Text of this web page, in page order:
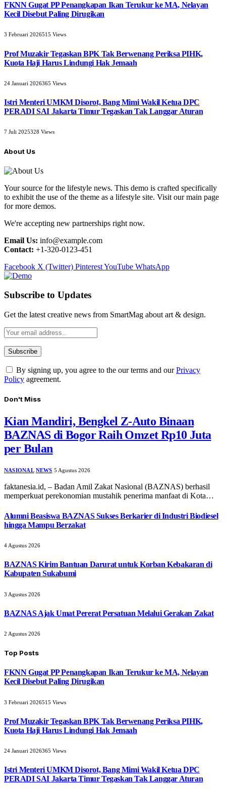
FKNN Gugat PP Penangkapan Ikan Terukur ke MA, Nelayan
Kecil Disebut Paling Dirugikan
3 Februari 2026515 Views
Prof Muzakir Tegaskan BPK Tak Berwenang Periksa PIHK,
Kuota Haji Harus Lindungi Hak Jemaah
24 Januari 2026365 Views
Istri Menteri UMKM Disorot, Bang Mimi Wakil Ketua DPC
PERADI SAI Jakarta Timur Tegaskan Tak Langgar Aturan
7 Juli 2025328 Views
About Us
Your source for the lifestyle news. This demo is crafted specifically
to exhibit the use of the theme as a lifestyle site. Visit our main page
for more demos.
We're accepting new partnerships right now.
Email Us: info@example.com
Contact: +1-320-0123-451
Facebook X (Twitter) PinterestYouTube WhatsApp
Subscribe to Updates
Get the latest creative news from SmartMag about art & design.
By signing up, you agree to the our terms and ourPrivacy
Policy agreement.
Don't Miss
Kian Mandiri, Bengkel Z-Auto Binaan
BAZNAS di Bogor Raih Omzet Rp10 Juta
per Bulan
NASIONAL NEWS 5 Agustus 2026
faktanesia.id, – ​Badan Amil Zakat Nasional (BAZNAS) berhasil
memperkuat perekonomian mustahik penerima manfaat di Kota…
Alumni Beasiswa BAZNAS Sukses Berkarier di Industri Biodiesel
hingga Mampu Berzakat
4 Agustus 2026
BAZNAS Kirim Bantuan Darurat untuk Korban Kebakaran di
Kabupaten Sukabumi
3 Agustus 2026
BAZNAS Ajak Umat Pererat Persatuan Melalui Gerakan Zakat
2 Agustus 2026
Top Posts
FKNN Gugat PP Penangkapan Ikan Terukur ke MA, Nelayan
Kecil Disebut Paling Dirugikan
3 Februari 2026515 Views
Prof Muzakir Tegaskan BPK Tak Berwenang Periksa PIHK,
Kuota Haji Harus Lindungi Hak Jemaah
24 Januari 2026365 Views
Istri Menteri UMKM Disorot, Bang Mimi Wakil Ketua DPC
PERADI SAI Jakarta Timur Tegaskan Tak Langgar Aturan